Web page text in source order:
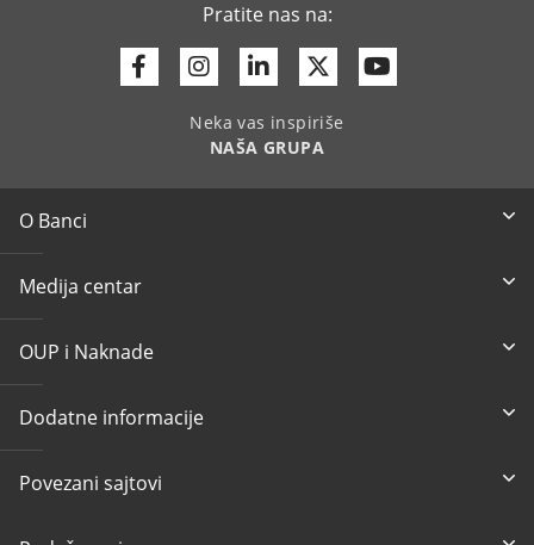
Pratite nas na:
FacebookInstagram
LinkedinTwitter
Neka vas inspiriše
NAŠA GRUPA
O Banci
Medija centar
OUP i Naknade
Dodatne informacije
Povezani sajtovi